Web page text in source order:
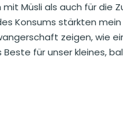
Müsli als auch für die
Konsums stärkten
zeigen, wie
für unser kleines,